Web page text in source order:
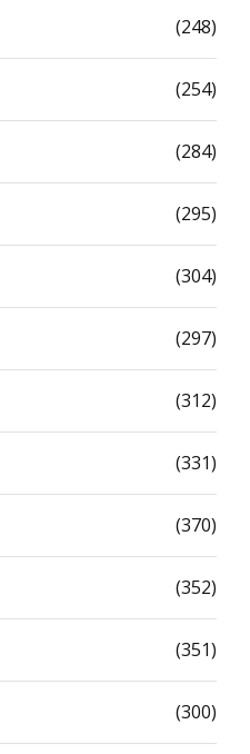
(248)
(254)
(284)
(295)
(304)
(297)
(312)
(331)
(370)
(352)
(351)
(300)